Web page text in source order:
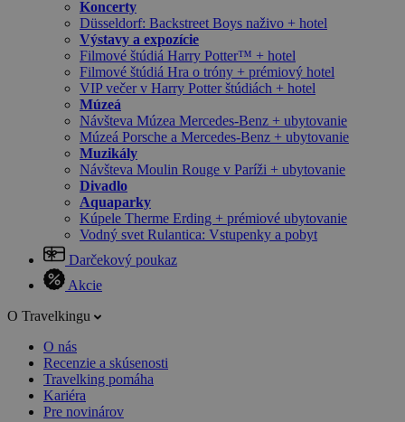
Koncerty
Düsseldorf: Backstreet Boys naživo + hotel
Výstavy a expozície
Filmové štúdiá Harry Potter™ + hotel
Filmové štúdiá Hra o tróny + prémiový hotel
VIP večer v Harry Potter štúdiách + hotel
Múzeá
Návšteva Múzea Mercedes-Benz + ubytovanie
Múzeá Porsche a Mercedes-Benz + ubytovanie
Muzikály
Návšteva Moulin Rouge v Paríži + ubytovanie
Divadlo
Aquaparky
Kúpele Therme Erding + prémiové ubytovanie
Vodný svet Rulantica: Vstupenky a pobyt
Darčekový poukaz
Akcie
O Travelkingu
O nás
Recenzie a skúsenosti
Travelking pomáha
Kariéra
Pre novinárov